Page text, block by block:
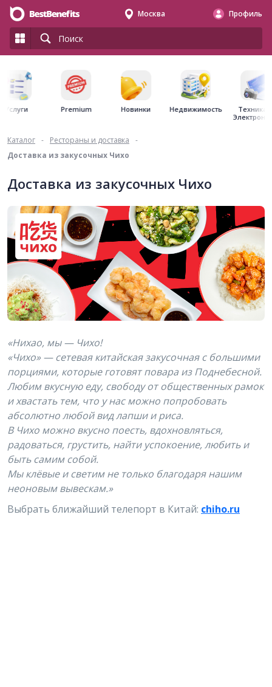
Москва Профиль
Услуги Premium Новинки Недвижимость
Техника
Каталог - Рестораны и доставка
-
Доставка из закусочных Чихо
Доставка из закусочных Чихо
«Нихао, мы — Чихо!
«Чихо» — сетевая китайская закусочная с большими
порциями, которые готовят повара из Поднебесной.
Любим вкусную еду, свободу от общественных рамок
и хвастать тем, что у нас можно попробовать
абсолютно любой вид лапши и риса.
В Чихо можно вкусно поесть, вдохновляться,
радоваться, грустить, найти успокоение, любить и
быть самим собой.
Мы клёвые и светим не только благодаря нашим
неоновым вывескам.»
Выбрать ближайший телепорт в Китай: chiho.ru